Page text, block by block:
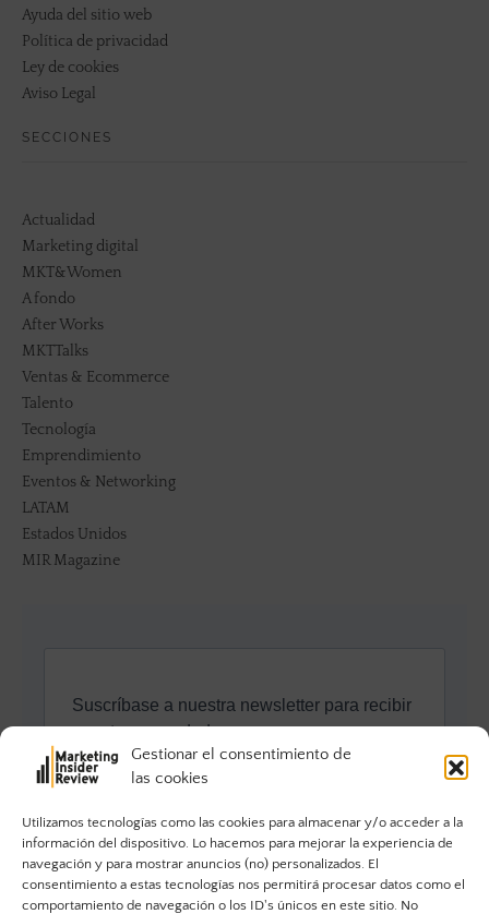
Gestionar el consentimiento de
las cookies
Utilizamos tecnologías como las cookies para almacenar y/o acceder a la
información del dispositivo. Lo hacemos para mejorar la experiencia de
navegación y para mostrar anuncios (no) personalizados. El
consentimiento a estas tecnologías nos permitirá procesar datos como el
comportamiento de navegación o los ID's únicos en este sitio. No
Ayuda del sitio web
Política de privacidad
Ley de cookies
Aviso Legal
SECCIONES
Actualidad
Marketing digital
MKT&Women
A fondo
After Works
MKTTalks
Ventas & Ecommerce
Talento
Tecnología
Emprendimiento
Eventos & Networking
LATAM
Estados Unidos
MIR Magazine